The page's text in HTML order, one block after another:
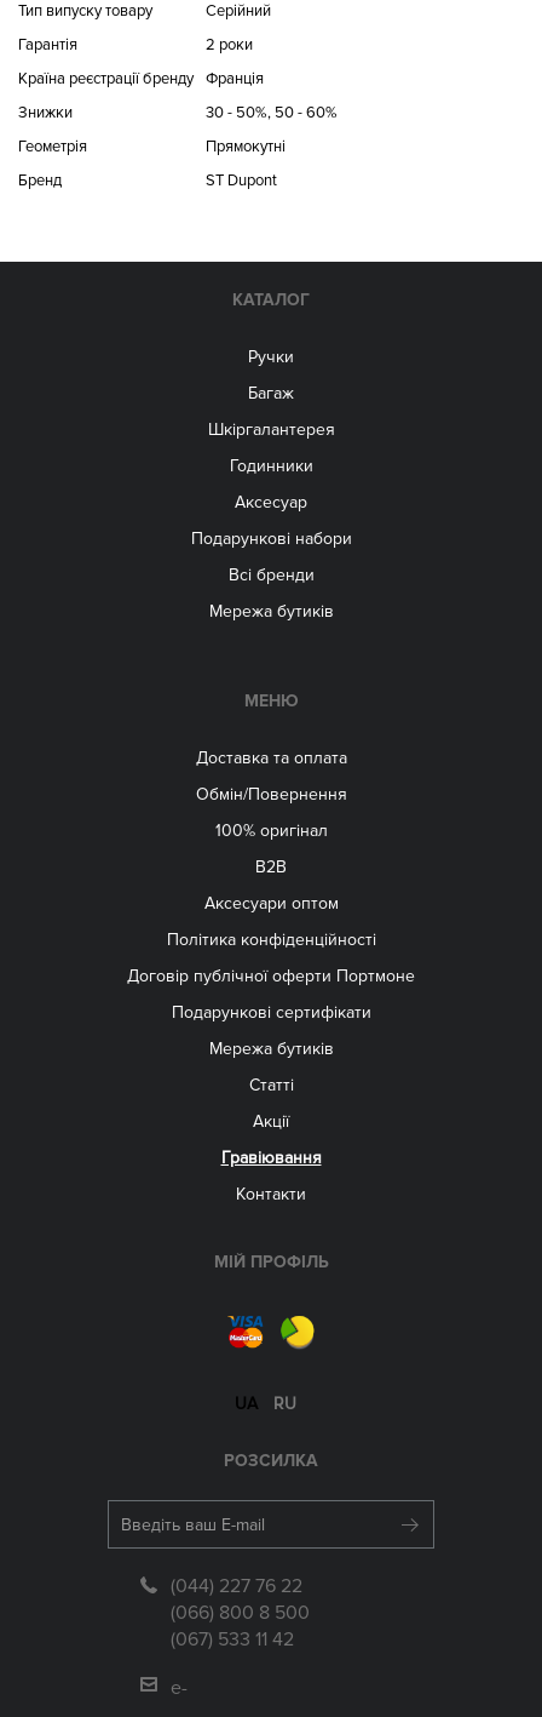
Тип випуску товару
Серійний
Гарантія
2 роки
Країна реєстрації бренду
Франція
Знижки
30 - 50%, 50 - 60%
Геометрія
Прямокутні
Бренд
ST Dupont
КАТАЛОГ
Ручки
Багаж
Шкіргалантерея
Годинники
Аксесуар
Подарункові набори
Всі бренди
Мережа бутиків
МЕНЮ
Доставка та оплата
Обмін/Повернення
100% оригінал
B2B
Aксесуари оптом
Політика конфіденційності
Договір публічної оферти Портмоне
Подарункові сертифікати
Мережа бутиків
Статті
Акції
Гравіювання
Контакти
МІЙ ПРОФІЛЬ
UA RU
РОЗСИЛКА
(044) 227 76 22
(066) 800 8 500
(067) 533 11 42
e-